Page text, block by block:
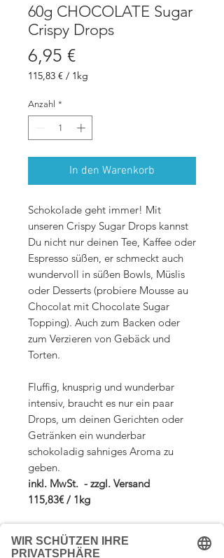
60g CHOCOLATE Sugar
Crispy Drops
6,95 €Preis
115,83 € / 1kg
pro
1
Kilogramm
Anzahl *
In den Warenkorb
Schokolade geht immer! Mit
unseren Crispy Sugar Drops kannst
Du nicht nur deinen Tee, Kaffee oder
Espresso süßen, er schmeckt auch
wundervoll in süßen Bowls, Müslis
oder Desserts (probiere Mousse au
Chocolat mit Chocolate Sugar
Topping). Auch zum Backen oder
zum Verzieren von Gebäck und
Torten.
Fluffig, knusprig und wunderbar
intensiv, braucht es nur ein paar
Drops, um deinen Gerichten oder
Getränken ein wunderbar
schokoladig sahniges Aroma zu
geben.
inkl. MwSt. - zzgl. Versand
115,83€ / 1kg
Zutaten: